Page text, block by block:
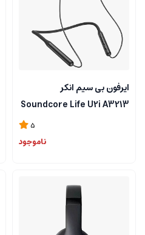
ایرفون بی سیم انکر
Soundcore Life U2i A3213
5
ناموجود